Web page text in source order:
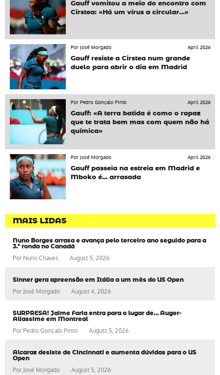
Gauff vomitou a meio do encontro com
Cirstea: «Há um vírus a circular…»
Por José Morgado
April 2026
Gauff resiste a Cirstea num grande
duelo para abrir o dia em Madrid
Por Pedro Gonçalo Pinto
April 2026
Gauff: «A terra batida é como o rapaz
que te trata bem mas com quem não há
química»
Por José Morgado
April 2026
Gauff passeia na estreia em Madrid e
Mboko é… arrasada
MAIS LIDAS
Nuno Borges arrasa e avança pelo terceiro ano seguido para a
3.ª ronda no Canadá
PorNuno Chaves August 5, 2026
Sinner gera apreensão em Itália a um mês do US Open
Por José Morgado August 4, 2026
SURPRESA! Jaime Faria entra para o lugar de… Auger-
Aliassime em Montreal
PorPedro Gonçalo Pinto August 5, 2026
Alcaraz desiste de Cincinnati e aumenta dúvidas para o US
Open
Por José Morgado August 5, 2026